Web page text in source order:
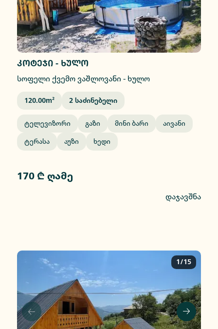
კოტეჯი - ხულო
სოფელი ქვემო ვაᲨლოვანი - ხულო
120.00M² 2 Საძინებელი
Ტელევიზორი Გაზი Მინი Ბარი Აივანი
Ტერასა Აუზი Ხედი
170 ₾ ღამე
დაჯავშნა
1/15